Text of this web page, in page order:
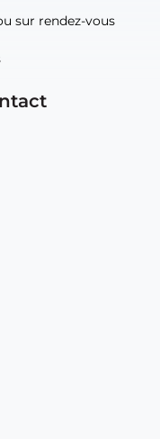
sur rendez-vous
sur rendez-vous
21 61